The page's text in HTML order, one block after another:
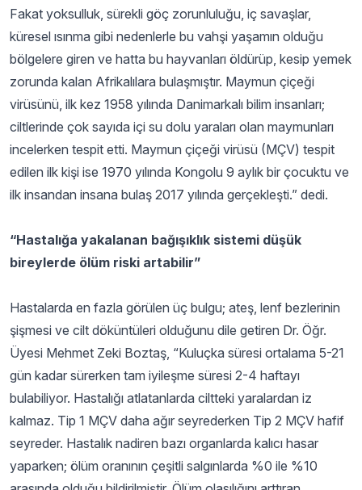
Fakat yoksulluk, sürekli göç zorunluluğu, iç savaşlar,
küresel ısınma gibi nedenlerle bu vahşi yaşamın olduğu
bölgelere giren ve hatta bu hayvanları öldürüp, kesip yemek
zorunda kalan Afrikalılara bulaşmıştır. Maymun çiçeği
virüsünü, ilk kez 1958 yılında Danimarkalı bilim insanları;
ciltlerinde çok sayıda içi su dolu yaraları olan maymunları
incelerken tespit etti. Maymun çiçeği virüsü (MÇV) tespit
edilen ilk kişi ise 1970 yılında Kongolu 9 aylık bir çocuktu ve
ilk insandan insana bulaş 2017 yılında gerçekleşti.” dedi.
“Hastalığa yakalanan bağışıklık sistemi düşük
bireylerde ölüm riski artabilir”
Hastalarda en fazla görülen üç bulgu; ateş, lenf bezlerinin
şişmesi ve cilt döküntüleri olduğunu dile getiren Dr. Öğr.
Üyesi Mehmet Zeki Boztaş, “Kuluçka süresi ortalama 5-21
gün kadar sürerken tam iyileşme süresi 2-4 haftayı
bulabiliyor. Hastalığı atlatanlarda ciltteki yaralardan iz
kalmaz. Tip 1 MÇV daha ağır seyrederken Tip 2 MÇV hafif
seyreder. Hastalık nadiren bazı organlarda kalıcı hasar
yaparken; ölüm oranının çeşitli salgınlarda %0 ile %10